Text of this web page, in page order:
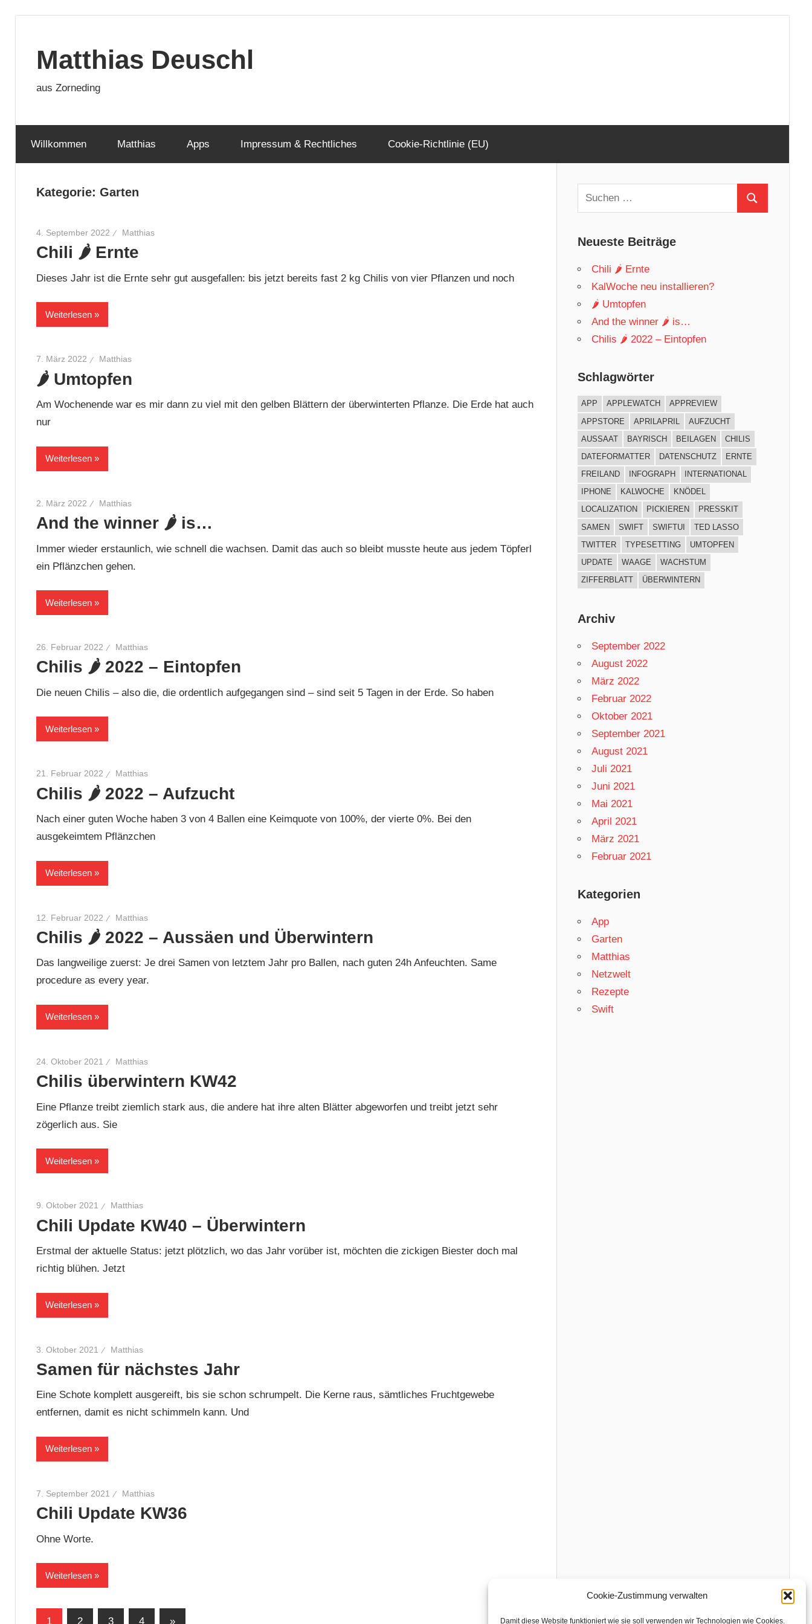
Cookie-Zustimmung verwalten
Damit diese Website funktioniert wie sie soll verwenden wir Technologien wie Cookies.
springenMatthias Deuschl
aus Zorneding
Willkommen Matthias Apps Impressum & Rechtliches Cookie-Richtlinie (EU)
Kategorie: Garten
4. September 2022 Matthias
Chili 🌶 Ernte
Dieses Jahr ist die Ernte sehr gut ausgefallen: bis jetzt bereits fast 2 kg Chilis von vier Pflanzen und noch
Weiterlesen
7. März 2022 Matthias
🌶 Umtopfen
Am Wochenende war es mir dann zu viel mit den gelben Blättern der überwinterten Pflanze. Die Erde hat auch
nur
Weiterlesen
2. März 2022 Matthias
And the winner 🌶 is…
Immer wieder erstaunlich, wie schnell die wachsen. Damit das auch so bleibt musste heute aus jedem Töpferl
ein Pflänzchen gehen.
Weiterlesen
26. Februar 2022 Matthias
Chilis 🌶 2022 – Eintopfen
Die neuen Chilis – also die, die ordentlich aufgegangen sind – sind seit 5 Tagen in der Erde. So haben
Weiterlesen
21. Februar 2022 Matthias
Chilis 🌶 2022 – Aufzucht
Nach einer guten Woche haben 3 von 4 Ballen eine Keimquote von 100%, der vierte 0%. Bei den
ausgekeimtem Pflänzchen
Weiterlesen
12. Februar 2022 Matthias
Chilis 🌶 2022 – Aussäen und Überwintern
Das langweilige zuerst: Je drei Samen von letztem Jahr pro Ballen, nach guten 24h Anfeuchten. Same
procedure as every year.
Weiterlesen
24. Oktober 2021 Matthias
Chilis überwintern KW42
Eine Pflanze treibt ziemlich stark aus, die andere hat ihre alten Blätter abgeworfen und treibt jetzt sehr
zögerlich aus. Sie
Weiterlesen
9. Oktober 2021 Matthias
Chili Update KW40 – Überwintern
Erstmal der aktuelle Status: jetzt plötzlich, wo das Jahr vorüber ist, möchten die zickigen Biester doch mal
richtig blühen. Jetzt
Weiterlesen
3. Oktober 2021 Matthias
Samen für nächstes Jahr
Eine Schote komplett ausgereift, bis sie schon schrumpelt. Die Kerne raus, sämtliches Fruchtgewebe
entfernen, damit es nicht schimmeln kann. Und
Weiterlesen
7. September 2021 Matthias
Chili Update KW36
Ohne Worte.
Weiterlesen
Seitennummerierung
1 2 3 4 Nächste
»
Suchen
nach:
Suchen
Neueste Beiträge
Chili 🌶 Ernte
KalWoche neu installieren?
🌶 Umtopfen
And the winner 🌶 is…
Chilis 🌶 2022 – Eintopfen
Schlagwörter
APP APPLEWATCH
APPREVIEW
APPSTORE
APRILAPRIL
AUFZUCHT
AUSSAAT
BAYRISCH BEILAGEN
CHILIS
DATEFORMATTER
DATENSCHUTZ
ERNTE
FREILAND
INFOGRAPH
INTERNATIONAL
IPHONE
KALWOCHE
KNÖDEL
LOCALIZATION
PICKIEREN
PRESSKIT
SAMEN
SWIFT SWIFTUI
TED LASSO
TWITTER
TYPESETTING
UMTOPFEN
UPDATE
WAAGE
WACHSTUM
ZIFFERBLATT
ÜBERWINTERN
Archiv
September 2022
August 2022
März 2022
Februar 2022
Oktober 2021
September 2021
August 2021
Juli 2021
Juni 2021
Mai 2021
April 2021
März 2021
Februar 2021
Kategorien
App
Garten
Matthias
Netzwelt
Rezepte
Swift